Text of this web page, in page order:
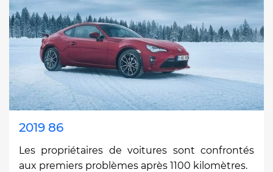
2019 86
Les propriétaires de voitures sont confrontés
aux premiers problèmes après 1100 kilomètres.